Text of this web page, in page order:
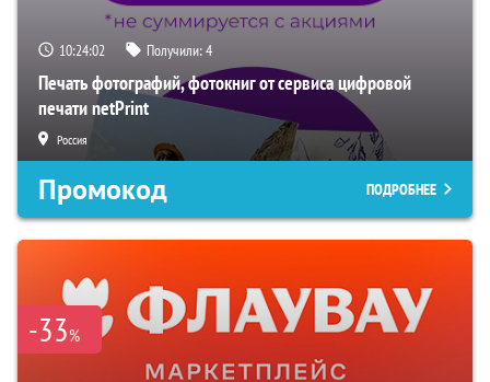
10:24:01 Получили:4
Печать фотографий, фотокниг от сервиса цифровой
печати netPrint
Россия
Промокод ПОДРОБНЕЕ
-33%